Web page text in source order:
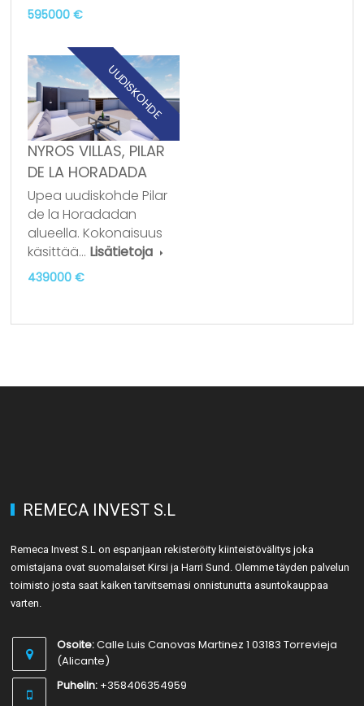
595000 €
UUDISKOHDE
NYROS VILLAS, PILAR
DE LA HORADADA
Upea uudiskohde Pilar
de la Horadadan
alueella. Kokonaisuus
käsittää… Lisätietoja
439000 €
REMECA INVEST S.L
Remeca Invest S.L on espanjaan rekisteröity kiinteistövälitys joka
omistajana ovat suomalaiset Kirsi ja Harri Sund. Olemme täyden palvelun
toimisto josta saat kaiken tarvitsemasi onnistunutta asuntokauppaa
varten.
Osoite:Calle Luis Canovas Martinez 1 03183 Torrevieja
(Alicante)
Puhelin: +358406354959